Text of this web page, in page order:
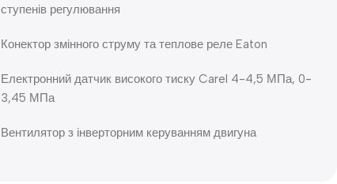
ступенів регулювання
Конектор змінного струму та теплове реле Eaton
Електронний датчик високого тиску Carel 4-4,5 МПа, 0-
3,45 МПа
Вентилятор з інверторним керуванням двигуна